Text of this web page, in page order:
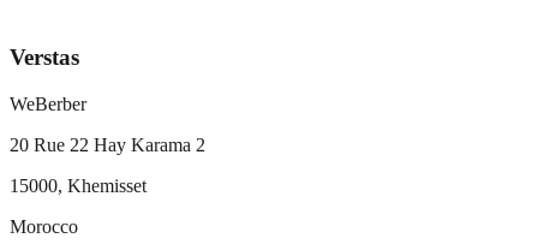
Verstas
WeBerber
20 Rue 22 Hay Karama 2
15000, Khemisset
Morocco